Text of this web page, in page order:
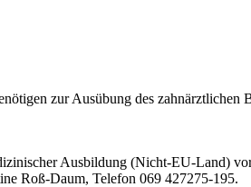
zur Ausübung des zahnärztlichen
Ausbildung (Nicht-EU-Land)
Roß-Daum, Telefon 069 427275-195.